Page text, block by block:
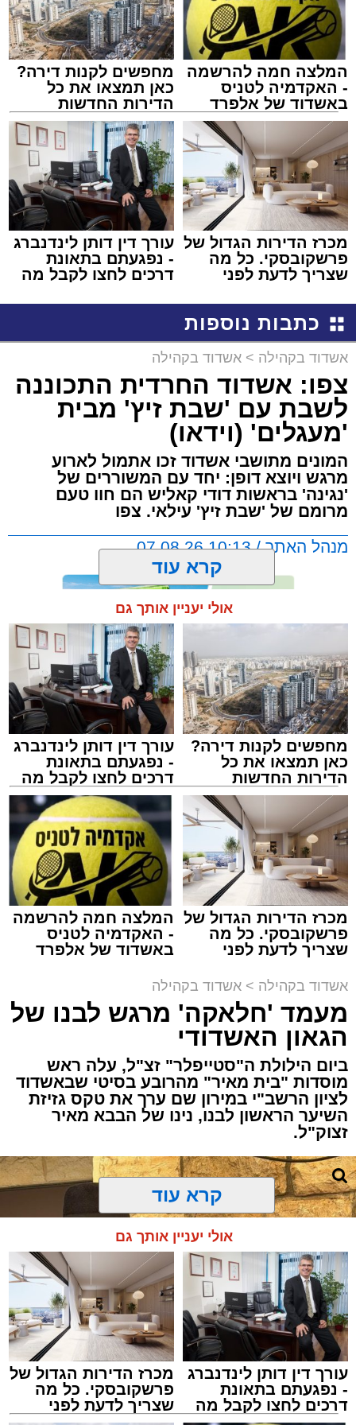
המלצה חמה להרשמה
- האקדמיה לטניס
באשדוד של אלפרד
קריאולנסקי - לילדים
מחפשים לקנות דירה?
כאן תמצאו את כל
הדירות החדשות
למכירה באשדוד >>>
מכרז הדירות הגדול של
פרשקובסקי. כל מה
שצריך לדעת לפני
באשדוד
עורך דין דותן לינדנברג
- נפגעתם בתאונת
דרכים לחצו לקבל מה
כתבות נוספות
אשדוד בקהילה > אשדוד בקהילה
צפו: אשדוד החרדית התכוננה
לשבת עם 'שבת זיץ' מבית
'מעגלים' (וידאו)
המונים מתושבי אשדוד זכו אתמול לארוע
מרגש ויוצא דופן: יחד עם המשוררים של
'נגינה' בראשות דודי קאליש הם חוו טעם
מרומם של 'שבת זיץ' עילאי. צפו
מנהל האתר / 10:13 07.08.26
תגים:אשדוד, מעגלים, דודי קאליש
זה היה ארוע יוצא דופן. בלי מילים.
במשך שעות ארוכות של ליל שישי, נהנו המונים
מתושבי אשדוד מהארוע המרכזי של 'מעגלים'.
ואכן, כפי שהובטח, לא היה מדובר במופע שגרתי,
אלא במעמד של טיש חסידי אותנטי, שהצליח
לסחוף אליו את ההמונים מעומק ימי החולין - אל
תוך האווירה השבתית של חצרות הקודש.
המעמד, שהתקיים ביוזמת 'מעגלים', נערך
בראשות בעל המנגן ר' דודי קאליש, שידוע
בכישרונו להגיש יצירות עומק ברגש יהודי לוהט
ופנימי, כשלצידו ליד השולחן הסיבו, חבושי
שטריימלך, מקהלת "נגינה" המפוארת בליווי הרכב
מוזיקלי מורחב. ואכן, בשעות הבאות נסחפו
המשתתפים על גבי צליליה הענוגים של שבת
קודש, כשהם נהנים וחווים מקרוב את יצירות
המופת ממיטב חצרות החסידות, בהן בעלזא,
קרא עוד
אולי יעניין אותך גם
מחפשים לקנות דירה?
כאן תמצאו את כל
הדירות החדשות
למכירה באשדוד >>>
עורך דין דותן לינדנברג
- נפגעתם בתאונת
דרכים לחצו לקבל מה
שמגיע לכם
מכרז הדירות הגדול של
פרשקובסקי. כל מה
שצריך לדעת לפני
באשדוד
המלצה חמה להרשמה
- האקדמיה לטניס
באשדוד של אלפרד
אשדוד בקהילה > אשדוד בקהילה
מעמד 'חלאקה' מרגש לבנו של
הגאון האשדודי
ביום הילולת ה"סטייפלר" זצ"ל, עלה ראש
מוסדות "בית מאיר" מהרובע בסיטי שבאשדוד
לציון הרשב"י במירון שם ערך את טקס גזיזת
השיער הראשון לבנו, נינו של הבבא מאיר
זצוק"ל.
קרא עוד
אולי יעניין אותך גם
עורך דין דותן לינדנברג
- נפגעתם בתאונת
דרכים לחצו לקבל מה
שמגיע לכם
מכרז הדירות הגדול של
פרשקובסקי. כל מה
שצריך לדעת לפני
שמגישים הצעה לדירה